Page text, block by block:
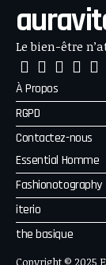
Le bien-être
À Propos
RGPD
Contactez-nous
Essential Homme
Fashionotography
iterio
the basique
Copyright © 2025